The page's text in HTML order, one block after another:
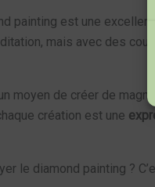
painting est une
mais avec des
moyen de créer de
création est une
le diamond painting ?